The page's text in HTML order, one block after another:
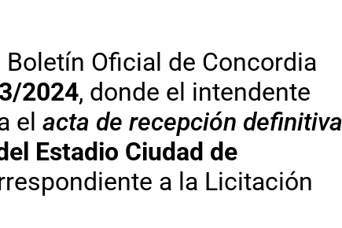
Oficial de Concordia
2024, donde el intendente
el acta de recepción definitiva
Estadio Ciudad de
a la Licitación